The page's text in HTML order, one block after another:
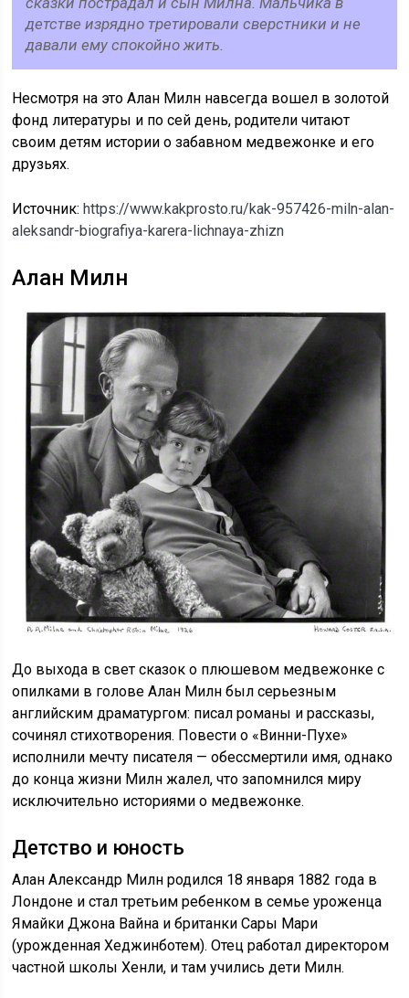
детстве изрядно третировали сверстники и не
давали ему спокойно жить.
Несмотря на это Алан Милн навсегда вошел в золотой
фонд литературы и по сей день, родители читают
своим детям истории о забавном медвежонке и его
друзьях.
Источник: https://www.kakprosto.ru/kak-957426-miln-alan-
aleksandr-biografiya-karera-lichnaya-zhizn
Алан Милн
До выхода в свет сказок о плюшевом медвежонке с
опилками в голове Алан Милн был серьезным
английским драматургом: писал романы и рассказы,
сочинял стихотворения. Повести о «Винни-Пухе»
исполнили мечту писателя — обессмертили имя, однако
до конца жизни Милн жалел, что запомнился миру
исключительно историями о медвежонке.
Детство и юность
Алан Александр Милн родился 18 января 1882 года в
Лондоне и стал третьим ребенком в семье уроженца
Ямайки Джона Вайна и британки Сары Мари
(урожденная Хеджинботем). Отец работал директором
частной школы Хенли, и там учились дети Милн.